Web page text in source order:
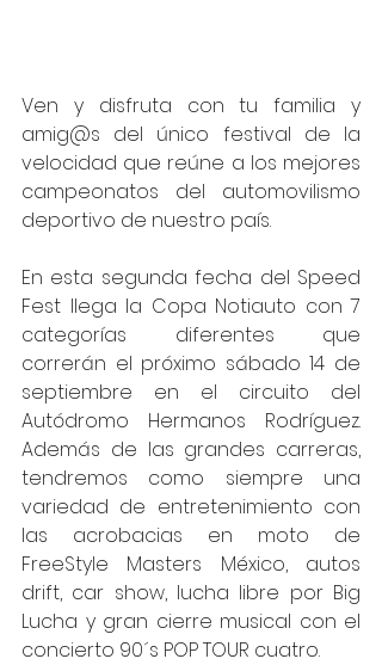
Ven y disfruta con tu familia y
amig@s del único festival de la
velocidad que reúne a los mejores
campeonatos del automovilismo
deportivo de nuestro país.
En esta segunda fecha del Speed
Fest llega la Copa Notiauto con 7
categorías diferentes que
correrán el próximo sábado 14 de
septiembre en el circuito del
Autódromo Hermanos Rodríguez.
Además de las grandes carreras,
tendremos como siempre una
variedad de entretenimiento con
las acrobacias en moto de
FreeStyle Masters México, autos
drift, car show, lucha libre por Big
Lucha y gran cierre musical con el
concierto 90´s POP TOUR cuatro.